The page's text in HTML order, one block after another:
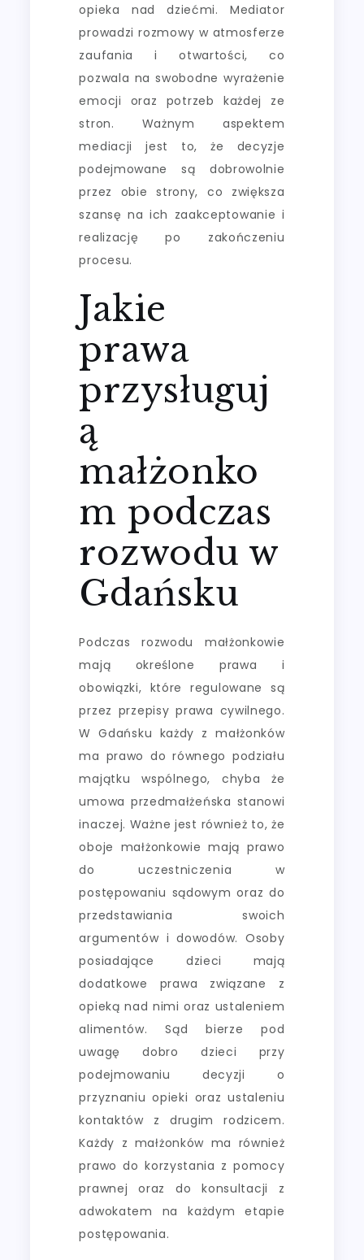
opieka nad dziećmi. Mediator
prowadzi rozmowy w atmosferze
zaufania i otwartości, co
pozwala na swobodne wyrażenie
emocji oraz potrzeb każdej ze
stron. Ważnym aspektem
mediacji jest to, że decyzje
podejmowane są dobrowolnie
przez obie strony, co zwiększa
szansę na ich zaakceptowanie i
realizację po zakończeniu
procesu.
Jakie
prawa
przysługuj
ą
małżonko
m podczas
rozwodu w
Gdańsku
Podczas rozwodu małżonkowie
mają określone prawa i
obowiązki, które regulowane są
przez przepisy prawa cywilnego.
W Gdańsku każdy z małżonków
ma prawo do równego podziału
majątku wspólnego, chyba że
umowa przedmałżeńska stanowi
inaczej. Ważne jest również to, że
oboje małżonkowie mają prawo
do uczestniczenia w
postępowaniu sądowym oraz do
przedstawiania swoich
argumentów i dowodów. Osoby
posiadające dzieci mają
dodatkowe prawa związane z
opieką nad nimi oraz ustaleniem
alimentów. Sąd bierze pod
uwagę dobro dzieci przy
podejmowaniu decyzji o
przyznaniu opieki oraz ustaleniu
kontaktów z drugim rodzicem.
Każdy z małżonków ma również
prawo do korzystania z pomocy
prawnej oraz do konsultacji z
adwokatem na każdym etapie
postępowania.